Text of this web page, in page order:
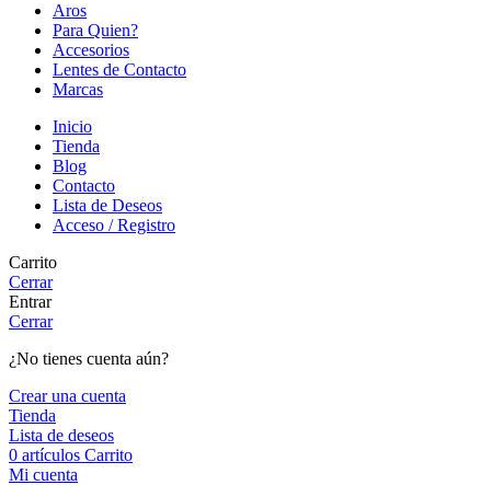
Aros
Para Quien?
Accesorios
Lentes de Contacto
Marcas
Inicio
Tienda
Blog
Contacto
Lista de Deseos
Acceso / Registro
Carrito
Cerrar
Entrar
Cerrar
¿No tienes cuenta aún?
Crear una cuenta
Tienda
Lista de deseos
0 artículos Carrito
Mi cuenta